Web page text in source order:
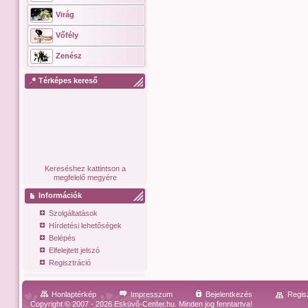
Virág
Vőfély
Zenész
Térképes kereső
Kereséshez kattintson a
megfelelő megyére
Információk
Szolgáltatások
Hírdetési lehetőségek
Belépés
Elfelejtett jelszó
Regisztráció
Honlaptérkép Impresszum Bejelentkezés
Copyright © 2007 - 2026 Esküvő-Center.hu. Minden jog fenntartva!